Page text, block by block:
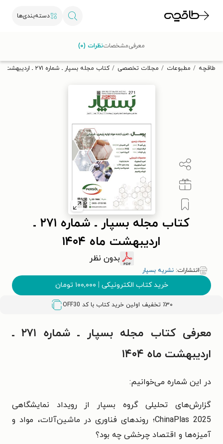
دسته‌بندی‌ها
تخفیف از طاقچه دریافت کن.
طاقچه مطبوعات مجلات تخصصی کتاب مجله بسپار ـ شماره ۲۷۱ ـ اردیبهشت ماه ۱۴۰۴
کتاب مجله بسپار ـ شماره ۲۷۱ ـ
اردیبهشت ماه ۱۴۰۴
بدون نظر
انتشارات: نشریه بسپار
خرید کتاب الکترونیکی | ۱۰۰,۰۰۰ تومان
٪۳۰ تخفیف اولین خرید کتاب با کد OFF30
معرفیمشخصاتنظرات (۰)
معرفی کتاب مجله بسپار ـ شماره ۲۷۱ ـ
اردیبهشت ماه ۱۴۰۴
در این شماره می‌خوانیم:
گزارش‌های تحلیلی گروه بسپار از رویداد نمایشگاهی
ChinaPlas 2025؛ روندهای فناوری در ماشین‌آلات، مواد و
آمیزه‌ها و اقتصاد چرخشی چه بود؟